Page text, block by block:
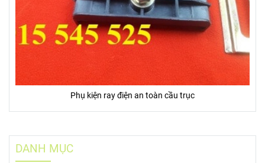
Phụ kiện ray điện an toàn cầu trục
DANH MỤC